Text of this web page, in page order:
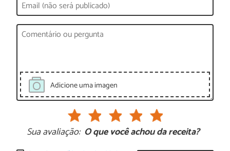
Adicione uma imagen
Sua avaliação: O que você achou da receita?